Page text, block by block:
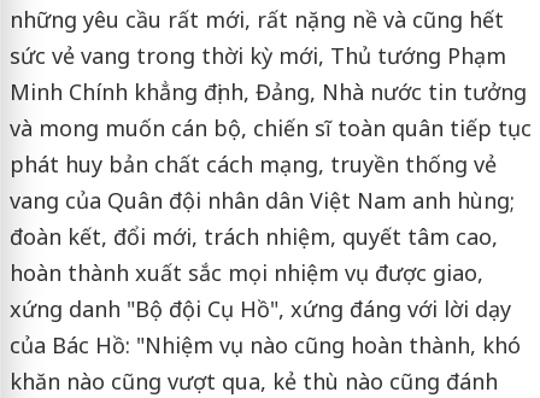
những yêu cầu rất mới, rất nặng nề và cũng hết
sức vẻ vang trong thời kỳ mới, Thủ tướng Phạm
Minh Chính khẳng định, Đảng, Nhà nước tin tưởng
và mong muốn cán bộ, chiến sĩ toàn quân tiếp tục
phát huy bản chất cách mạng, truyền thống vẻ
vang của Quân đội nhân dân Việt Nam anh hùng;
đoàn kết, đổi mới, trách nhiệm, quyết tâm cao,
hoàn thành xuất sắc mọi nhiệm vụ được giao,
xứng danh "Bộ đội Cụ Hồ", xứng đáng với lời dạy
của Bác Hồ: "Nhiệm vụ nào cũng hoàn thành, khó
khăn nào cũng vượt qua, kẻ thù nào cũng đánh